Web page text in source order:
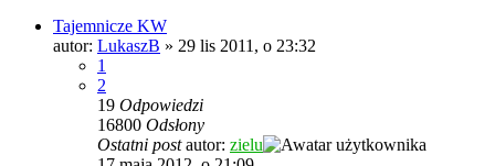
Tajemnicze KW
autor: LukaszB » 29 lis 2011, o 23:32
1
2
19 Odpowiedzi
16800 Odsłony
Ostatni postautor: zielu